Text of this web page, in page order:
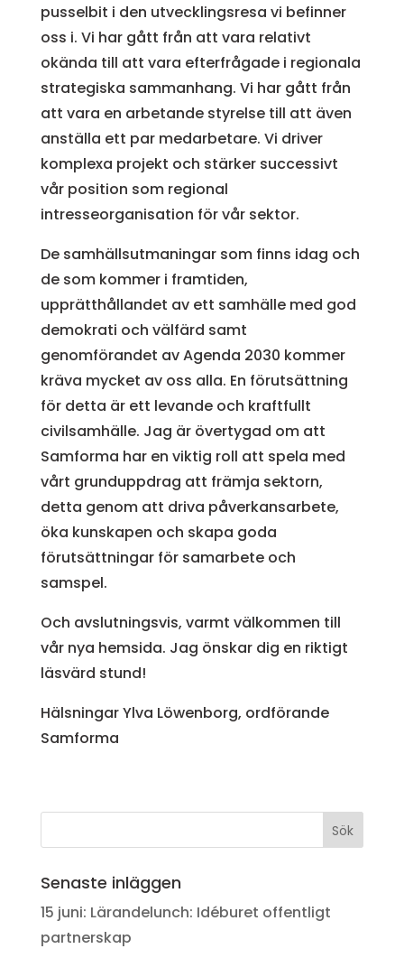
pusselbit i den utvecklingsresa vi befinner
oss i. Vi har gått från att vara relativt
okända till att vara efterfrågade i regionala
strategiska sammanhang. Vi har gått från
att vara en arbetande styrelse till att även
anställa ett par medarbetare. Vi driver
komplexa projekt och stärker successivt
vår position som regional
intresseorganisation för vår sektor.
De samhällsutmaningar som finns idag och
de som kommer i framtiden,
upprätthållandet av ett samhälle med god
demokrati och välfärd samt
genomförandet av Agenda 2030 kommer
kräva mycket av oss alla. En förutsättning
för detta är ett levande och kraftfullt
civilsamhälle. Jag är övertygad om att
Samforma har en viktig roll att spela med
vårt grunduppdrag att främja sektorn,
detta genom att driva påverkansarbete,
öka kunskapen och skapa goda
förutsättningar för samarbete och
samspel.
Och avslutningsvis, varmt välkommen till
vår nya hemsida. Jag önskar dig en riktigt
läsvärd stund!
Hälsningar Ylva Löwenborg, ordförande
Samforma
Senaste inläggen
15 juni: Lärandelunch: Idéburet offentligt
partnerskap